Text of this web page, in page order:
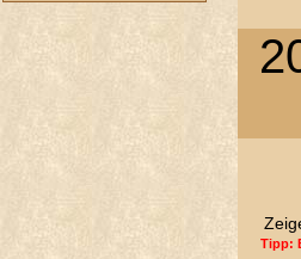
Tipp: